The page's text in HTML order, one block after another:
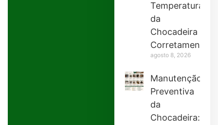
Temperatura
da
Chocadeira
Corretamente
agosto 8, 2026
Manutenção
Preventiva
da
Chocadeira: